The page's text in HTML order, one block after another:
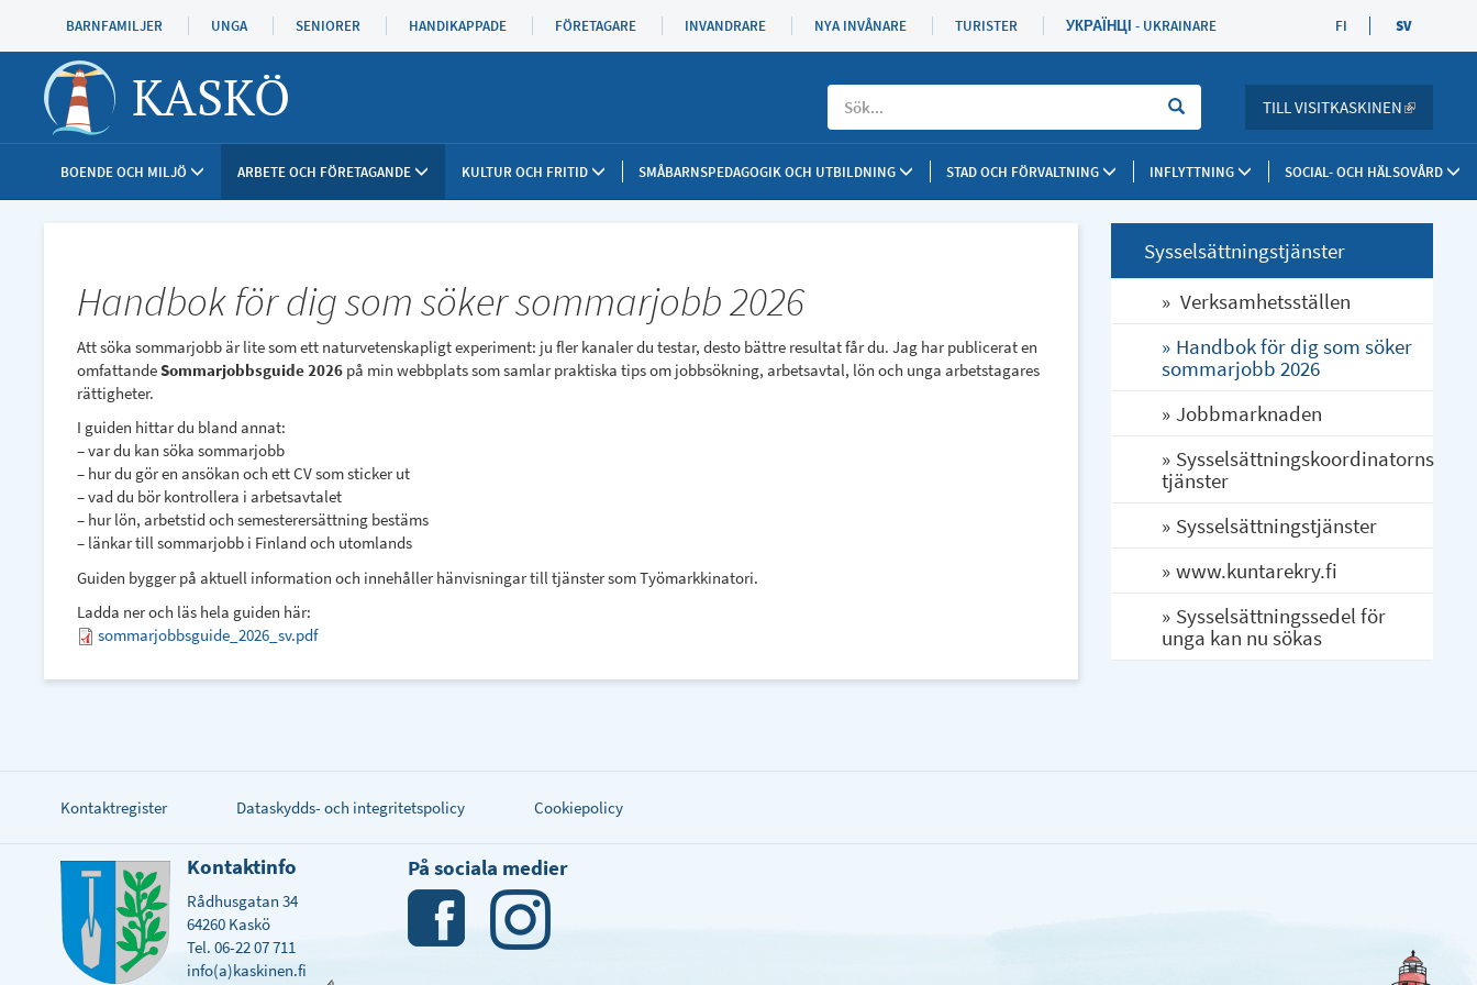
huvudinnehåll
BARNFAMILJER UNGA SENIORER HANDIKAPPADE FÖRETAGARE INVANDRARE NYA INVÅNARE TURISTER УКРАЇНЦІ - UKRAINARE FI SV
KASKÖ TILL VISITKASKINEN(LINK IS
BOENDE OCH MILJÖ ARBETE OCH FÖRETAGANDE KULTUR OCH FRITID SMÅBARNSPEDAGOGIK OCH UTBILDNING STAD OCH FÖRVALTNING INFLYTTNING SOCIAL- OCH HÄLSOVÅRD
Handbok för dig som söker sommarjobb 2026
Att söka sommarjobb är lite som ett naturvetenskapligt experiment: ju fler kanaler du testar, desto bättre resultat får du. Jag har publicerat en
omfattandeSommarjobbsguide 2026 på min webbplats som samlar praktiska tips om jobbsökning, arbetsavtal, lön och unga arbetstagares
rättigheter.
I guiden hittar du bland annat:
– var du kan söka sommarjobb
– hur du gör en ansökan och ett CV som sticker ut
– vad du bör kontrollera i arbetsavtalet
– hur lön, arbetstid och semesterersättning bestäms
– länkar till sommarjobb i Finland och utomlands
Guiden bygger på aktuell information och innehåller hänvisningar till tjänster som Työmarkkinatori.
Ladda ner och läs hela guiden här:
sommarjobbsguide_2026_sv.pdf
Sysselsättningstjänster
Verksamhetsställen
Handbok för dig som söker
sommarjobb 2026
Jobbmarknaden
Sysselsättningskoordinatorns
tjänster
Sysselsättningstjänster
www.kuntarekry.fi
Sysselsättningssedel för
unga kan nu sökas
Kontaktregister Dataskydds- och integritetspolicy Cookiepolicy
Kontaktinfo
Rådhusgatan 34
64260 Kaskö
Tel. 06-22 07 711
info(a)kaskinen.fi
På sociala medier